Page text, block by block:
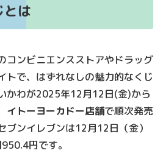
とは
コンビニエンスストアやドラッグ
トで、はずれなしの魅力的なくじ
かわが2025年12月12日(金)から
イトーヨーカドー店舗で順次発売
ブンイレブンは12月12日（金）
円です。